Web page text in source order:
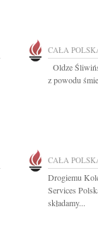
CAŁA
Oldze
z powodu
CAŁA
Drogiemu
Services
składamy...